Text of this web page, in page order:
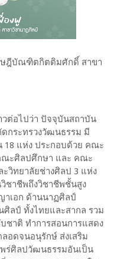
ษฎีบัณฑิตกิตติมศักดิ์ สาขา
วต่อไปว่า ปัจจุบันสถาบัน
ระทรวงวัฒนธรรม มี
18 แห่ง ประกอบด้วย คณะ
ะศิลปศึกษา และ คณะ
วิทยาลัยช่างศิลป 3 แห่ง
ชาชีพถึงวิชาชีพชั้นสูง
เอก ด้านนาฏศิลป์
ลป์ ทั้งไทยและสากล รวม
ชาติ ทำการสอนการแสดง
อดจนอนุรักษ์ ส่งเสริม
พร่ศิลปวัฒนธรรมอันเป็น